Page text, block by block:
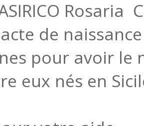
Rosaria
de
pour avoir le
eux nés en